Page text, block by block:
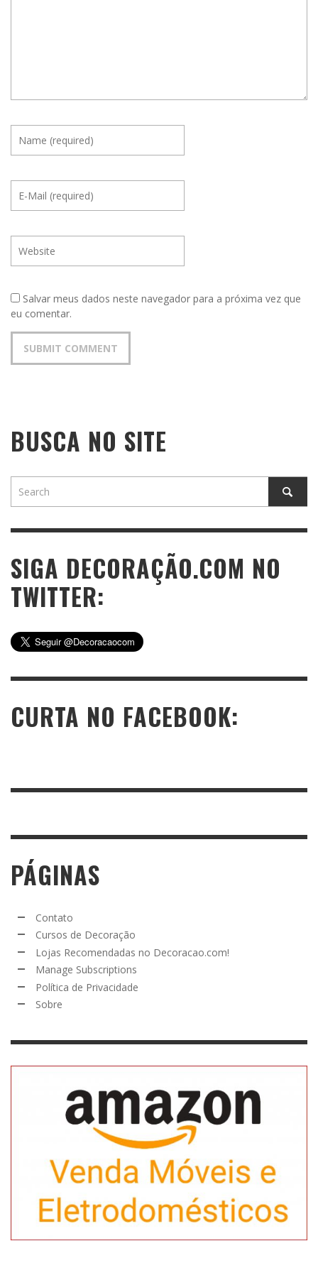
Salvar meus dados neste navegador para a próxima vez que
eu comentar.
BUSCA NO SITE
SIGA DECORAÇÃO.COM NO
TWITTER:
CURTA NO FACEBOOK:
PÁGINAS
Contato
Cursos de Decoração
Lojas Recomendadas no Decoracao.com!
Manage Subscriptions
Política de Privacidade
Sobre